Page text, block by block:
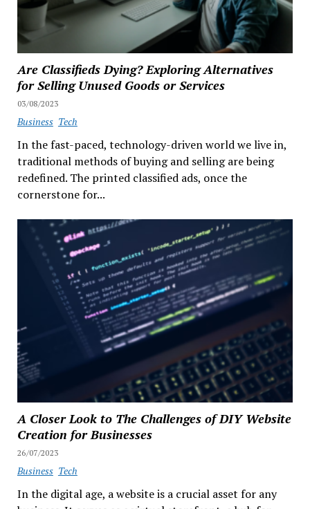
Are Classifieds Dying? Exploring Alternatives
for Selling Unused Goods or Services
03/08/2023
Business Tech
In the fast-paced, technology-driven world we live in,
traditional methods of buying and selling are being
redefined. The printed classified ads, once the
cornerstone for...
A Closer Look to The Challenges of DIY Website
Creation for Businesses
26/07/2023
Business Tech
In the digital age, a website is a crucial asset for any